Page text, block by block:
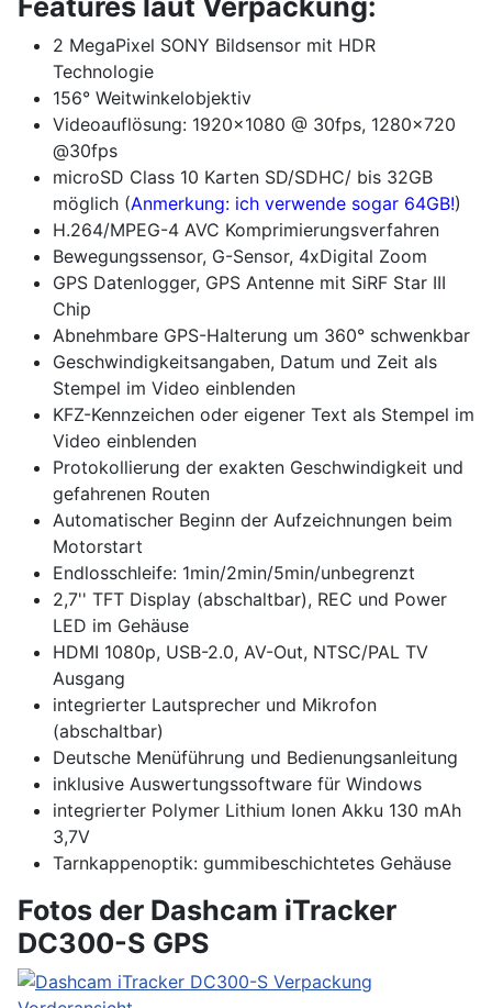
Features laut Verpackung:
2 MegaPixel SONY Bildsensor mit HDR
Technologie
156° Weitwinkelobjektiv
Videoauflösung: 1920x1080 @ 30fps, 1280x720
@30fps
microSD Class 10 Karten SD/SDHC/ bis 32GB
möglich (Anmerkung: ich verwende sogar 64GB!)
H.264/MPEG-4 AVC Komprimierungsverfahren
Bewegungssensor, G-Sensor, 4xDigital Zoom
GPS Datenlogger, GPS Antenne mit SiRF Star III
Chip
Abnehmbare GPS-Halterung um 360° schwenkbar
Geschwindigkeitsangaben, Datum und Zeit als
Stempel im Video einblenden
KFZ-Kennzeichen oder eigener Text als Stempel im
Video einblenden
Protokollierung der exakten Geschwindigkeit und
gefahrenen Routen
Automatischer Beginn der Aufzeichnungen beim
Motorstart
Endlosschleife: 1min/2min/5min/unbegrenzt
2,7'' TFT Display (abschaltbar), REC und Power
LED im Gehäuse
HDMI 1080p, USB-2.0, AV-Out, NTSC/PAL TV
Ausgang
integrierter Lautsprecher und Mikrofon
(abschaltbar)
Deutsche Menüführung und Bedienungsanleitung
inklusive Auswertungssoftware für Windows
integrierter Polymer Lithium Ionen Akku 130 mAh
3,7V
Tarnkappenoptik: gummibeschichtetes Gehäuse
Fotos der Dashcam iTracker
DC300-S GPS